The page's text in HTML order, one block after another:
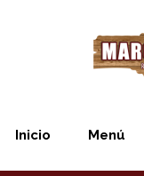
Inicio Menú